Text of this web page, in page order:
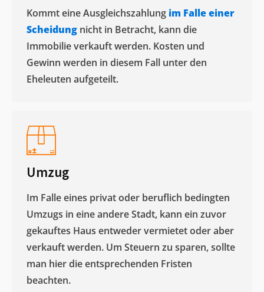
Kommt eine Ausgleichszahlung im Falle einer
Scheidung nicht in Betracht, kann die
Immobilie verkauft werden. Kosten und
Gewinn werden in diesem Fall unter den
Eheleuten aufgeteilt.​
Umzug
Im Falle eines privat oder beruflich bedingten
Umzugs in eine andere Stadt, kann ein zuvor
gekauftes Haus entweder vermietet oder aber
verkauft werden. Um Steuern zu sparen, sollte
man hier die entsprechenden Fristen
beachten.